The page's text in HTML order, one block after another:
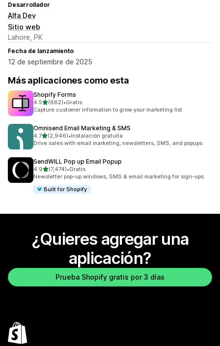
Desarrollador
Alfa Dev
Sitio web
Lahore, PK
Fecha de lanzamiento
12 de septiembre de 2025
Más aplicaciones como esta
Shopify Forms
4.5de 5 estrellas
(662)
662 reseñas en total
•Gratis
Capture customer information to grow your marketing list
Omnisend Email Marketing & SMS
4.7de 5 estrellas
(2,946)
2946 reseñas en total
•Instalación gratuita
Drive sales with email marketing, newsletters, SMS, and popups
SendWILL Pop up Email Popup
4.9de 5 estrellas
(7,474)
7474 reseñas en total
•Gratis
Newsletter pop-up windows, SMS & email marketing for sign-ups
Built for Shopify
¿Quieres agregar una
aplicación?
Prueba Shopify gratis por 3 días